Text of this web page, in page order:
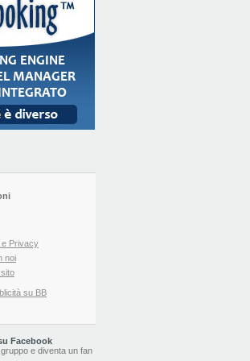
e Privacy
noi
su BB
Facebook
e diventa un fan